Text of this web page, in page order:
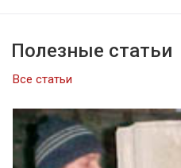
Все статьи
Полезные статьи